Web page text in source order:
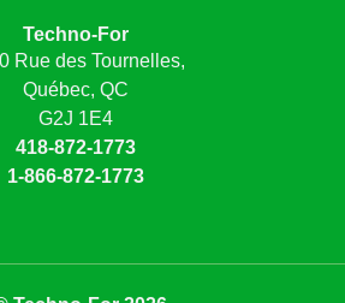
Techno-For
Rue des Tournelles,
Québec, QC
G2J 1E4
418-872-1773
1-866-872-1773